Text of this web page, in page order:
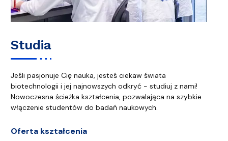
Studia
Jeśli pasjonuje Cię nauka, jesteś ciekaw świata
biotechnologii i jej najnowszych odkryć - studiuj z nami!
Nowoczesna ścieżka kształcenia, pozwalająca na szybkie
włączenie studentów do badań naukowych.
Oferta kształcenia